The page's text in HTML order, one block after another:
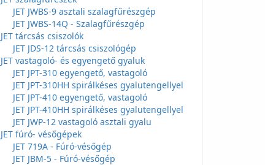
JET JWBS-9 asztali szalagfűrészgép
JET JWBS-14Q - Szalagfűrészgép
JET tárcsás csiszolók
JET JDS-12 tárcsás csiszológép
JET vastagoló- és egyengető gyaluk
JET JPT-310 egyengető, vastagoló
JET JPT-310HH spirálkéses gyalutengellyel
JET JPT-410 egyengető, vastagoló
JET JPT-410HH spirálkéses gyalutengellyel
JET JWP-12 vastagoló asztali gyalu
JET fúró- vésőgépek
JET 719A - Fúró-vésőgép
JET JBM-5 - Fúró-vésőgép